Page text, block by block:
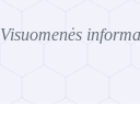
Visuomenės